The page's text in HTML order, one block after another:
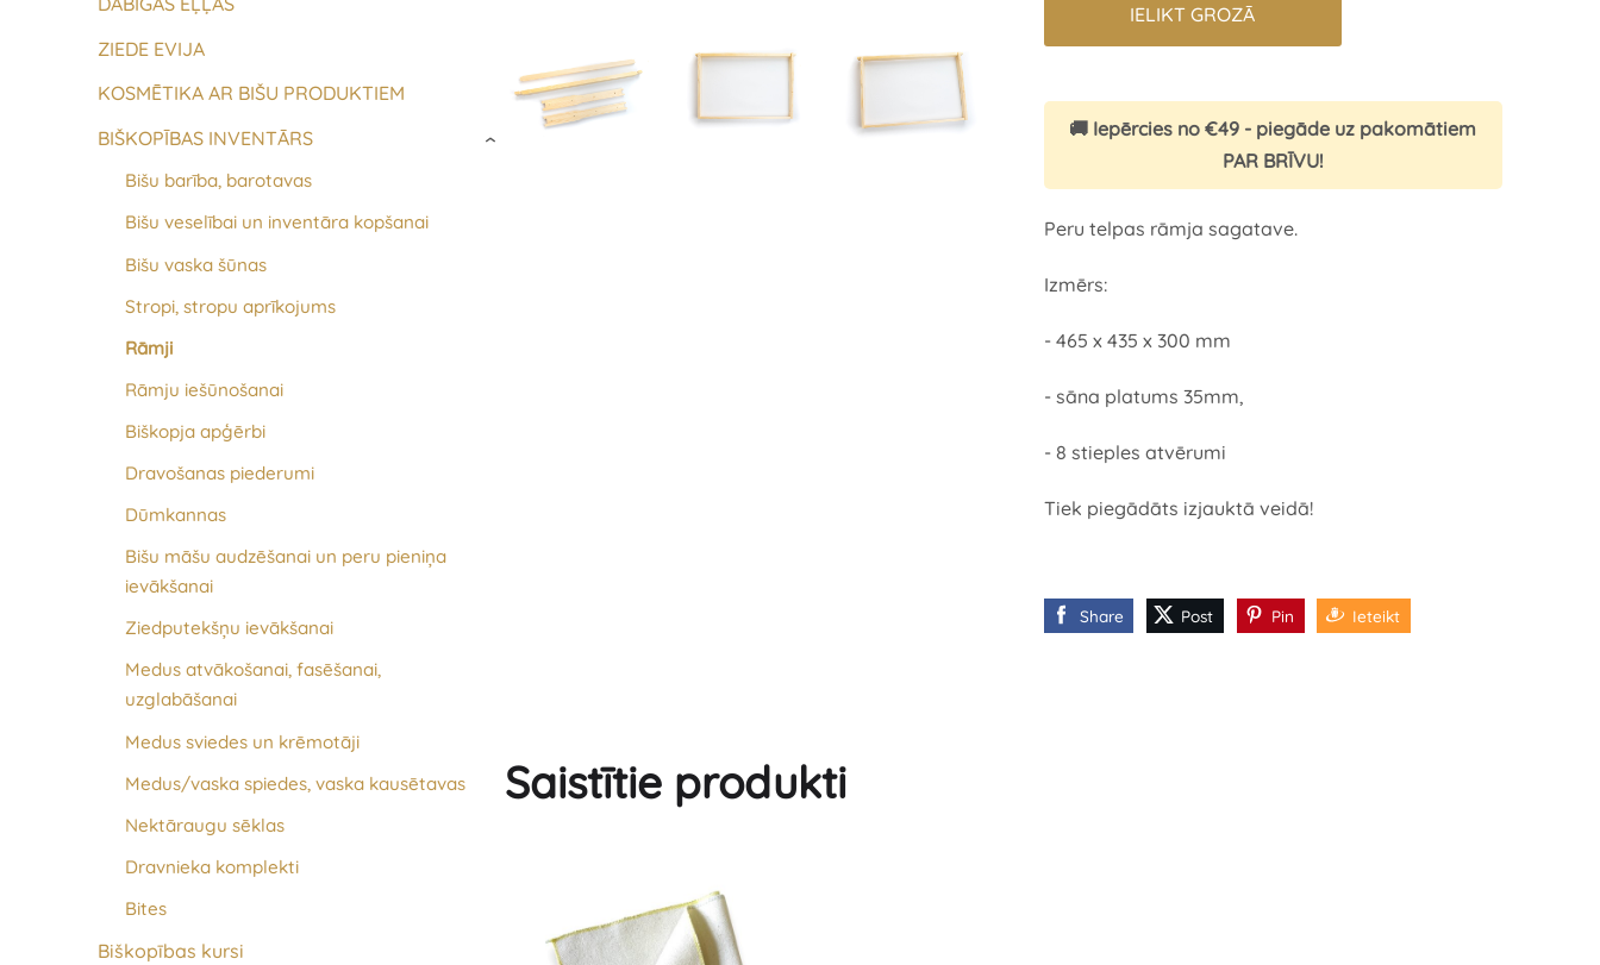
ZIEDE EVIJA
KOSMĒTIKA AR BIŠU PRODUKTIEM
BIŠKOPĪBAS INVENTĀRS
Bišu barība, barotavas
Bišu veselībai un inventāra kopšanai
Bišu vaska šūnas
Stropi, stropu aprīkojums
​Rāmji
Rāmju iešūnošanai
Biškopja apģērbi
Dravošanas piederumi
Dūmkannas
Bišu māšu audzēšanai un peru pieniņa
ievākšanai
Ziedputekšņu ievākšanai
Medus atvākošanai, fasēšanai,
uzglabāšanai
Medus sviedes un krēmotāji
Medus/vaska spiedes, vaska kausētavas
Nektāraugu sēklas
Dravnieka komplekti
Bites
›
Biškopības kursi
IELIKT GROZĀ
🚚 Iepērcies no €49 - piegāde uz pakomātiem
PAR BRĪVU!
Peru telpas rāmja sagatave.
Izmērs:
- 465 x 435 x 300 mm
- sāna platums 35mm,
- 8 stieples atvērumi
Tiek piegādāts izjauktā veidā!
Share Post Pin Ieteikt
Saistītie produkti